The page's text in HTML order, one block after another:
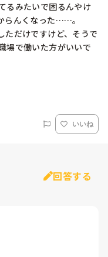
るみたいで困るんやけ
らんくなった……。
ただけですけど、そうで
場で働いた方がいいで
いいね
回答する